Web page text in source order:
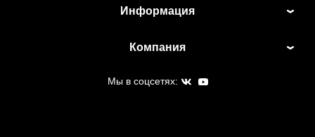
Информация
Компания
Мы в соцсетях: